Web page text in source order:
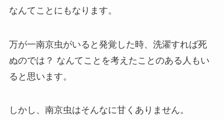
なんてことにもなります。
万が一南京虫がいると発覚した時、洗濯すれば死
ぬのでは？ なんてことを考えたことのある人もい
ると思います。
しかし、南京虫はそんなに甘くありません。